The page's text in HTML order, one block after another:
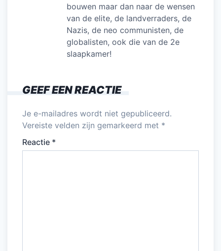
bouwen maar dan naar de wensen
van de elite, de landverraders, de
Nazis, de neo communisten, de
globalisten, ook die van de 2e
slaapkamer!
GEEF EEN REACTIE
Je e-mailadres wordt niet gepubliceerd.
Vereiste velden zijn gemarkeerd met *
Reactie *